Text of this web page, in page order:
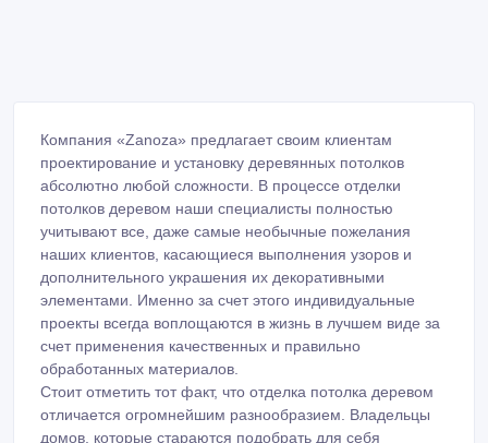
Компания «Zanoza» предлагает своим клиентам
проектирование и установку деревянных потолков
абсолютно любой сложности. В процессе отделки
потолков деревом наши специалисты полностью
учитывают все, даже самые необычные пожелания
наших клиентов, касающиеся выполнения узоров и
дополнительного украшения их декоративными
элементами. Именно за счет этого индивидуальные
проекты всегда воплощаются в жизнь в лучшем виде за
счет применения качественных и правильно
обработанных материалов.
Стоит отметить тот факт, что отделка потолка деревом
отличается огромнейшим разнообразием. Владельцы
домов, которые стараются подобрать для себя